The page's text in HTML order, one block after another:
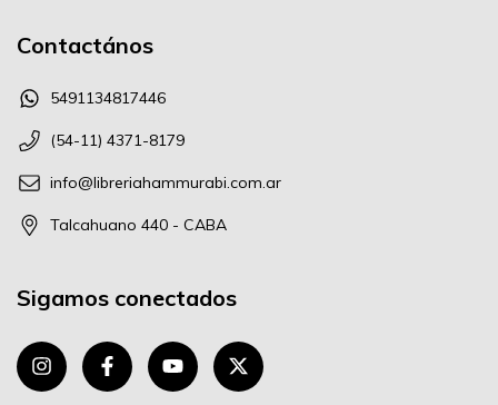
Contactános
5491134817446
(54-11) 4371-8179
info@libreriahammurabi.com.ar
Talcahuano 440 - CABA
Sigamos conectados